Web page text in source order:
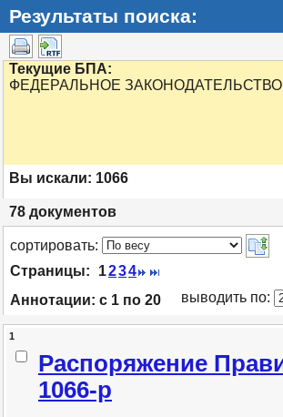
Результаты поиска:
Текущие БПА:
ФЕДЕРАЛЬНОЕ ЗАКОНОДАТЕЛЬСТВО
Вы искали: 1066
78 документов
cортировать:
Страницы:
1234
Аннотации: с 1 по 20 выводить по: